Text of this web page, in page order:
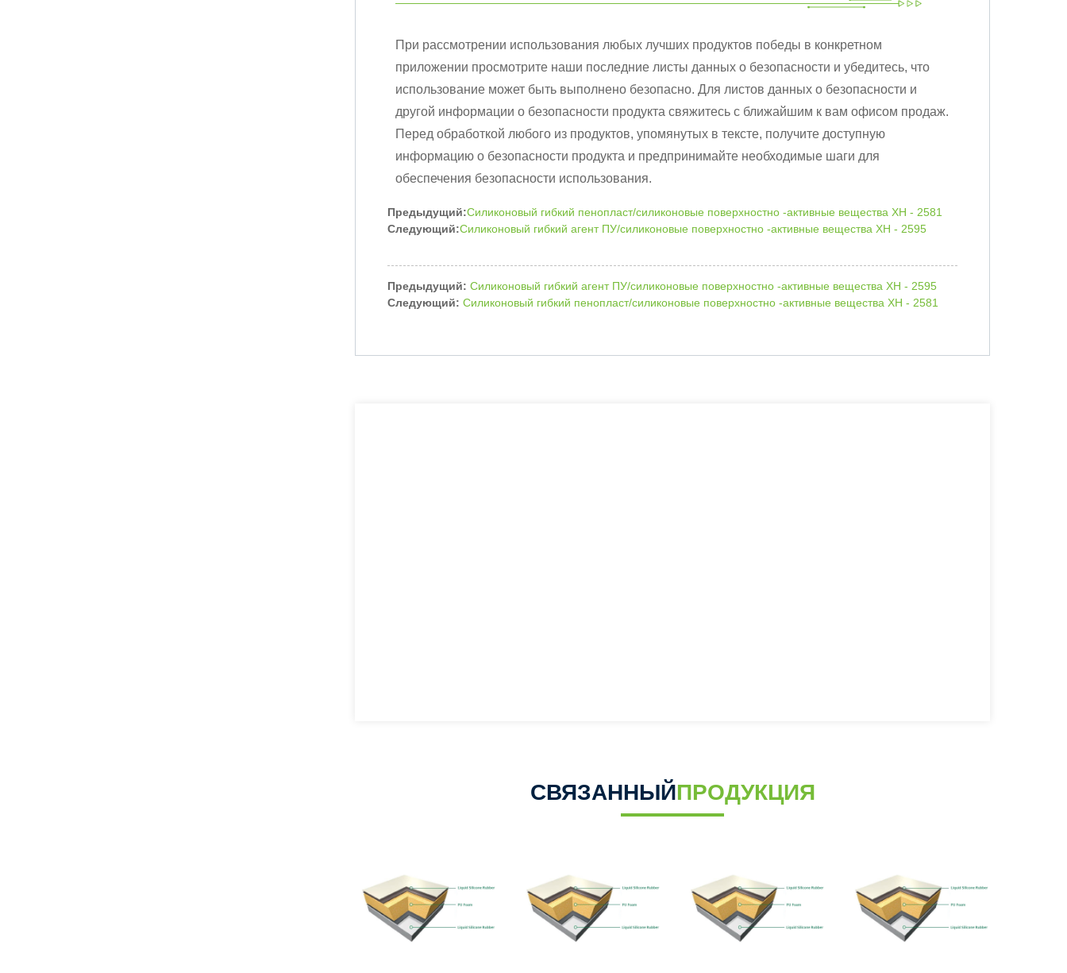
При рассмотрении использования любых лучших продуктов победы в конкретном
приложении просмотрите наши последние листы данных о безопасности и убедитесь, что
использование может быть выполнено безопасно. Для листов данных о безопасности и
другой информации о безопасности продукта свяжитесь с ближайшим к вам офисом продаж.
Перед обработкой любого из продуктов, упомянутых в тексте, получите доступную
информацию о безопасности продукта и предпринимайте необходимые шаги для
обеспечения безопасности использования.
Предыдущий:Силиконовый гибкий пенопласт/силиконовые поверхностно -активные вещества XH - 2581
Следующий:Силиконовый гибкий агент ПУ/силиконовые поверхностно -активные вещества XH - 2595
Предыдущий: Силиконовый гибкий агент ПУ/силиконовые поверхностно -активные вещества XH - 2595
Следующий: Силиконовый гибкий пенопласт/силиконовые поверхностно -активные вещества XH - 2581
СВЯЗАННЫЙПРОДУКЦИЯ